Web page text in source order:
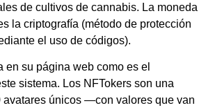
de cultivos de cannabis. La moneda
la criptografía (método de protección
el uso de códigos).
en su página web como es el
sistema. Los NFTokers son una
avatares únicos —con valores que van